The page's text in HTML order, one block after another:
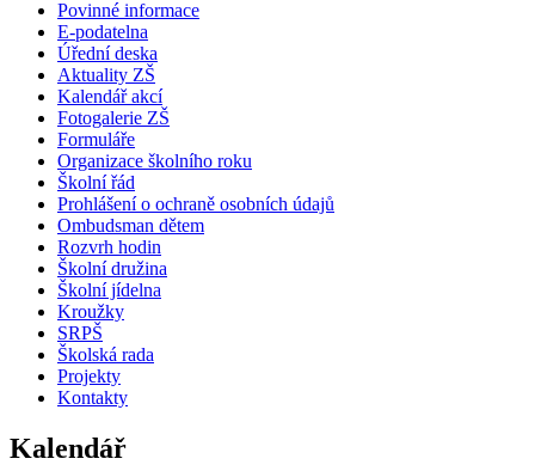
Povinné informace
E-podatelna
Úřední deska
Aktuality ZŠ
Kalendář akcí
Fotogalerie ZŠ
Formuláře
Organizace školního roku
Školní řád
Prohlášení o ochraně osobních údajů
Ombudsman dětem
Rozvrh hodin
Školní družina
Školní jídelna
Kroužky
SRPŠ
Školská rada
Projekty
Kontakty
Kalendář